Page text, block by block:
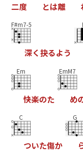
二度 とは離
F#m7-5
深く抉るよう
Em
快楽のた
EmM7
め
C
ついた傷か
G